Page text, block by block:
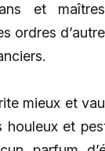
et
ordres
mieux et
houleux et